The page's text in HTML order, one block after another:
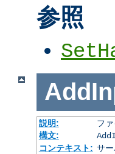
参照
説明:
フ
構文:
コンテキスト: サ